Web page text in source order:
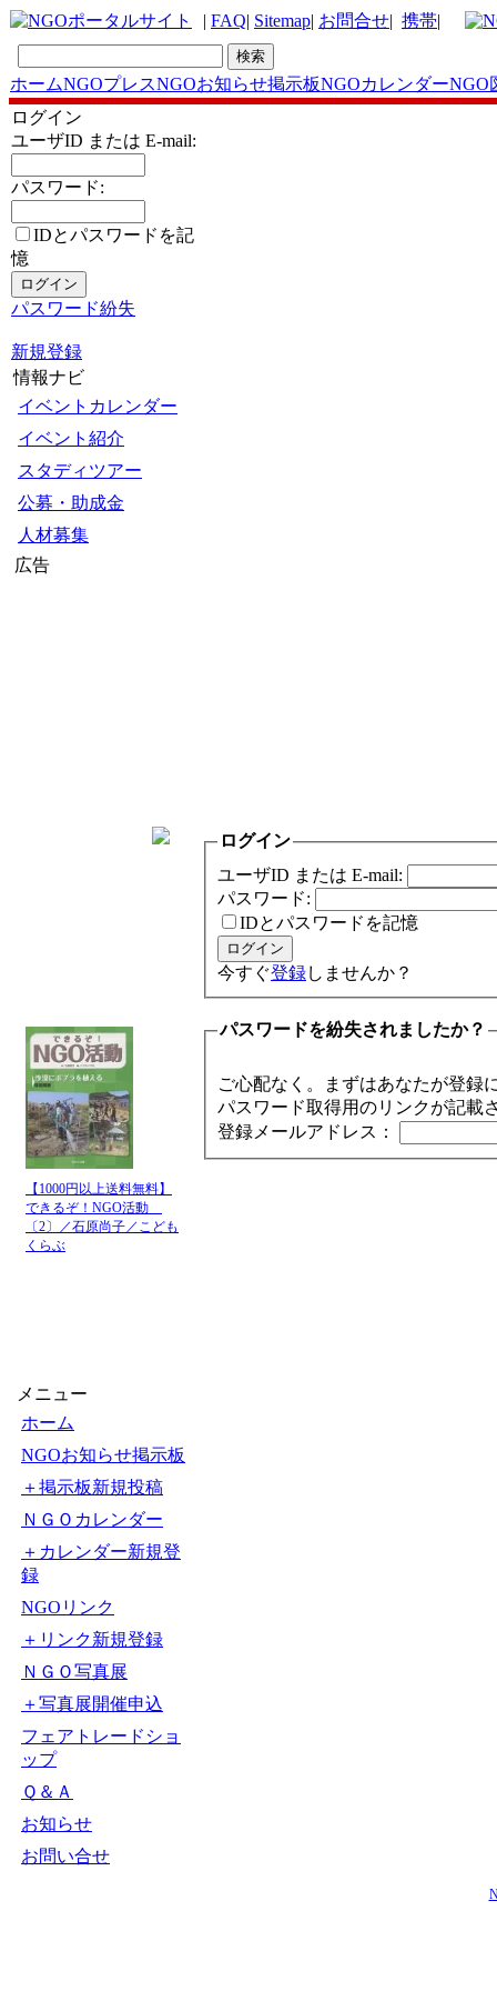
| FAQ| Sitemap| お問合せ| 携帯|
ホームNGOプレスNGOお知らせ掲示板NGOカレンダーNGO
ログイン
ユーザID または E-mail:
パスワード:
IDとパスワードを記
憶
パスワード紛失
新規登録
情報ナビ
イベントカレンダー
イベント紹介
スタディツアー
公募・助成金
人材募集
広告
【1000円以上送料無料】
できるぞ！NGO活動
〔2〕／石原尚子／こども
くらぶ
メニュー
ホーム
NGOお知らせ掲示板
＋掲示板新規投稿
ＮＧＯカレンダー
＋カレンダー新規登
録
NGOリンク
＋リンク新規登録
ＮＧＯ写真展
＋写真展開催申込
フェアトレードショ
ップ
Ｑ＆Ａ
お知らせ
お問い合せ
ログイン
ユーザID または E-mail:
パスワード:
IDとパスワードを記憶
今すぐ登録しませんか？
パスワードを紛失されましたか？
ご心配なく。まずはあなたが登録
パスワード取得用のリンクが記載
登録メールアドレス：